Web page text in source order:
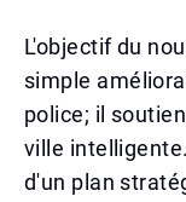
L'objectif du
simple
police; il
ville
d'un plan